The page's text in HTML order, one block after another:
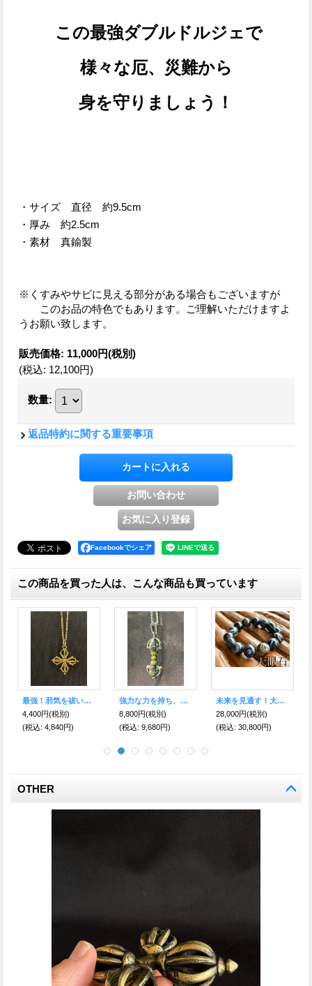
この最強ダブルドルジェで
様々な厄、災難から
身を守りましょう！
・サイズ 直径 約9.5cm
・厚み 約2.5cm
・素材 真鍮製
※くすみやサビに見える部分がある場合もございますが
このお品の特色でもあります。ご理解いただけますよ
うお願い致します。
販売価格: 11,000円(税別)
(税込: 12,100円)
数量:
返品特約に関する重要事項
Facebookでシェア
この商品を買った人は、こんな商品も買っています
魔を祓い結界を張る！最強のお守り 密教法具 プルパ シルバーネックレス
8,500円(税別)
(税込: 9,350円)
回る！様々な幸福を呼び寄せる・チベット密教の法具・マニ車 ネックレス Silver925
10,000円(税別)
(税込: 11,000円)
最強！邪気を祓い、あらゆる事を成功・成就させる！チベットの開運密教法具 ダブルドルジェ ペンダント
7,980円(税別)
(税込: 8,778円)
OTHER